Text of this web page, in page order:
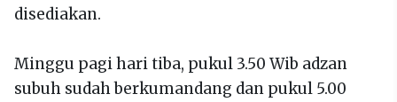
disediakan.
Minggu pagi hari tiba, pukul 3.50 Wib adzan
subuh sudah berkumandang dan pukul 5.00